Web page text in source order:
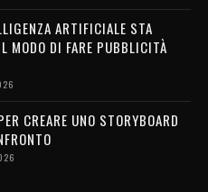
ARTIFICIALE STA
MODO DI FARE PUBBLICITÀ
CREARE UNO STORYBOARD